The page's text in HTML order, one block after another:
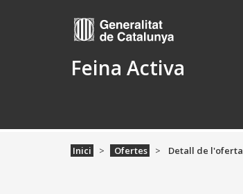
Feina Activa
Inici Ofertes Detall de l'oferta